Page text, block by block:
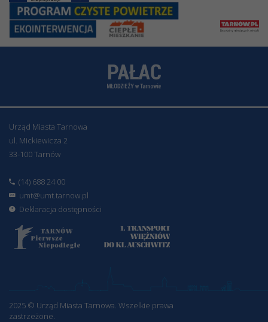
Urząd Miasta Tarnowa
ul. Mickiewicza 2
33-100 Tarnów
(14) 688 24 00
umt@umt.tarnow.pl
Deklaracja dostępności
2025 © Urząd Miasta Tarnowa. Wszelkie prawa
zastrzeżone.